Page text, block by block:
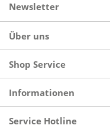
Newsletter
Über uns
Shop Service
Informationen
Service Hotline